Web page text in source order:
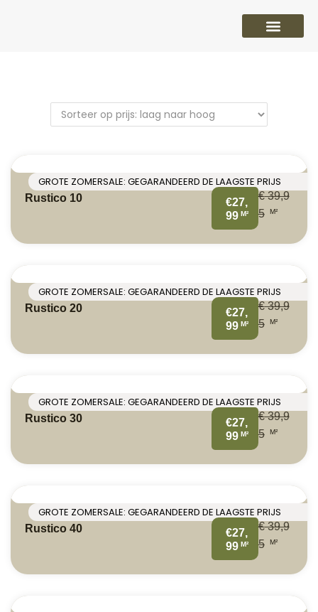
GROTE ZOMERSALE: GEGARANDEERD DE LAAGSTE PRIJS
Rustico 10
€27,
99 M²
€39,9
5
M²
GROTE ZOMERSALE: GEGARANDEERD DE LAAGSTE PRIJS
Rustico 20
€27,
99 M²
€39,9
5
M²
GROTE ZOMERSALE: GEGARANDEERD DE LAAGSTE PRIJS
Rustico 30
€27,
99 M²
€39,9
5
M²
GROTE ZOMERSALE: GEGARANDEERD DE LAAGSTE PRIJS
Rustico 40
€27,
99 M²
€39,9
5
M²